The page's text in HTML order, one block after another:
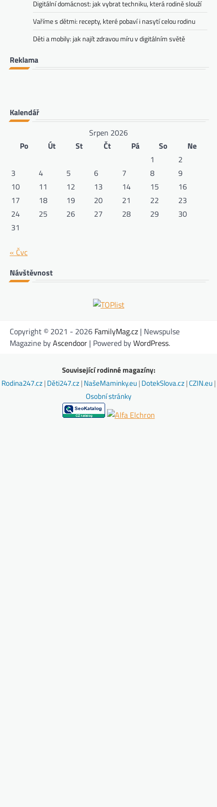
Digitální domácnost: jak vybrat techniku, která rodině slouží
Vaříme s dětmi: recepty, které pobaví i nasytí celou rodinu
Děti a mobily: jak najít zdravou míru v digitálním světě
Reklama
Kalendář
Srpen 2026
Po
Út St Čt Pá So
Ne
1
2
3
4 5 6 7 8
9
10
11 12 13 14 15
16
17
18 19 20 21 22
23
24
25 26 27 28 29
30
31
« Čvc
Návštěvnost
Copyright © 2021 - 2026 FamilyMag.cz | Newspulse
Magazine byAscendoor | Powered byWordPress.
Související rodinné magazíny:
Rodina247.cz|Děti247.cz|NašeMaminky.eu |DotekSlova.cz|CZIN.eu |
Osobní stránky